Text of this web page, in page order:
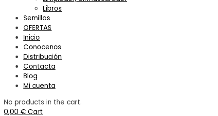
Libros
Semillas
OFERTAS
Inicio
Conocenos
Distribución
Contacta
Blog
Mi cuenta
No products in the cart.
0,00 € Cart